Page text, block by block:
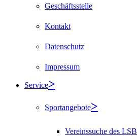
Geschäftsstelle
Kontakt
Datenschutz
Impressum
Service
Sportangebote
Vereinssuche des LSB